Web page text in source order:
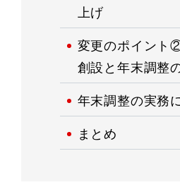
上げ
変更のポイント
創設と年末調整
年末調整の実務
まとめ